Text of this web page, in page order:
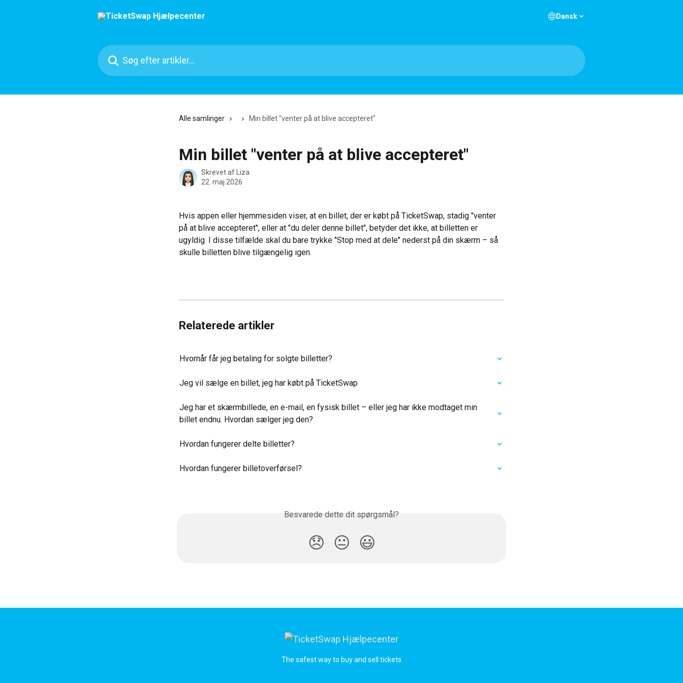
Dansk
Søg efter artikler...
Alle samlinger Min billet "venter på at blive accepteret"
Min billet "venter på at blive accepteret"
Skrevet af
Liza
22. maj 2026
Hvis appen eller hjemmesiden viser, at en billet, der er købt på TicketSwap, stadig "venter
på at blive accepteret", eller at "du deler denne billet", betyder det ikke, at billetten er
ugyldig. I disse tilfælde skal du bare trykke "Stop med at dele" nederst på din skærm – så
skulle billetten blive tilgængelig igen.
Relaterede artikler
Hvornår får jeg betaling for solgte billetter?
Jeg vil sælge en billet, jeg har købt på TicketSwap
Jeg har et skærmbillede, en e-mail, en fysisk billet – eller jeg har ikke modtaget min
billet endnu. Hvordan sælger jeg den?
Hvordan fungerer delte billetter?
Hvordan fungerer billetoverførsel?
Besvarede dette dit spørgsmål?
😞 😐 😃
The safest way to buy and sell tickets